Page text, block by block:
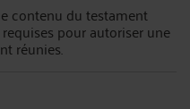
contenu du testament
pour autoriser une
réunies.